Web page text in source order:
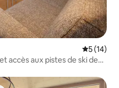
5 (14)
accès aux pistes de ski de